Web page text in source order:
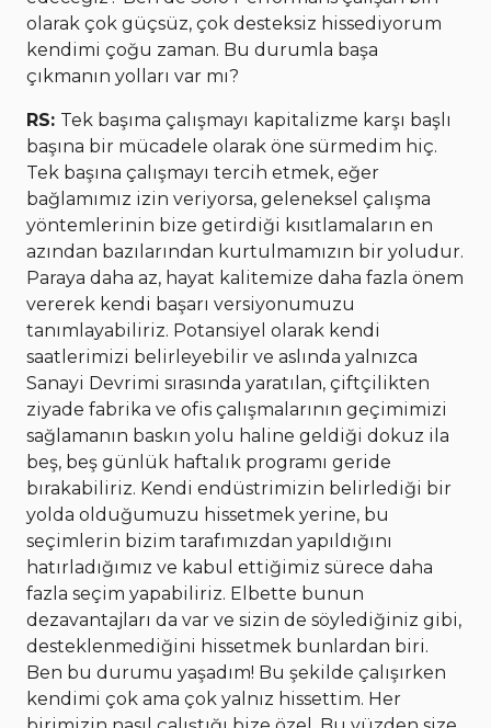
olarak çok güçsüz, çok desteksiz hissediyorum
kendimi çoğu zaman. Bu durumla başa
çıkmanın yolları var mı?
RS: Tek başıma çalışmayı kapitalizme karşı başlı
başına bir mücadele olarak öne sürmedim hiç.
Tek başına çalışmayı tercih etmek, eğer
bağlamımız izin veriyorsa, geleneksel çalışma
yöntemlerinin bize getirdiği kısıtlamaların en
azından bazılarından kurtulmamızın bir yoludur.
Paraya daha az, hayat kalitemize daha fazla önem
vererek kendi başarı versiyonumuzu
tanımlayabiliriz. Potansiyel olarak kendi
saatlerimizi belirleyebilir ve aslında yalnızca
Sanayi Devrimi sırasında yaratılan, çiftçilikten
ziyade fabrika ve ofis çalışmalarının geçimimizi
sağlamanın baskın yolu haline geldiği dokuz ila
beş, beş günlük haftalık programı geride
bırakabiliriz. Kendi endüstrimizin belirlediği bir
yolda olduğumuzu hissetmek yerine, bu
seçimlerin bizim tarafımızdan yapıldığını
hatırladığımız ve kabul ettiğimiz sürece daha
fazla seçim yapabiliriz. Elbette bunun
dezavantajları da var ve sizin de söylediğiniz gibi,
desteklenmediğini hissetmek bunlardan biri.
Ben bu durumu yaşadım! Bu şekilde çalışırken
kendimi çok ama çok yalnız hissettim. Her